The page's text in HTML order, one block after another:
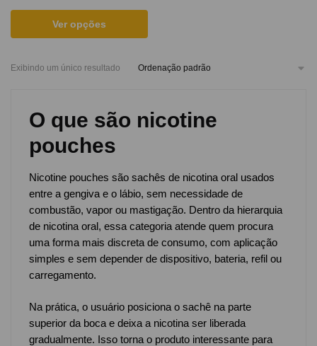
Ver opções
Exibindo um único resultado
O que são nicotine
pouches
Nicotine pouches são sachês de nicotina oral usados
entre a gengiva e o lábio, sem necessidade de
combustão, vapor ou mastigação. Dentro da hierarquia
de nicotina oral, essa categoria atende quem procura
uma forma mais discreta de consumo, com aplicação
simples e sem depender de dispositivo, bateria, refil ou
carregamento.
Na prática, o usuário posiciona o sachê na parte
superior da boca e deixa a nicotina ser liberada
gradualmente. Isso torna o produto interessante para